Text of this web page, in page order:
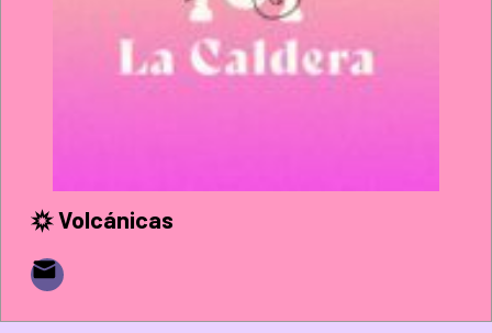
Volcánicas